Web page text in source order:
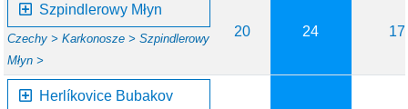
Szpindlerowy Młyn
Czechy >Karkonosze >Szpindlerowy
Młyn >
20 24 17
Herlíkovice Bubakov